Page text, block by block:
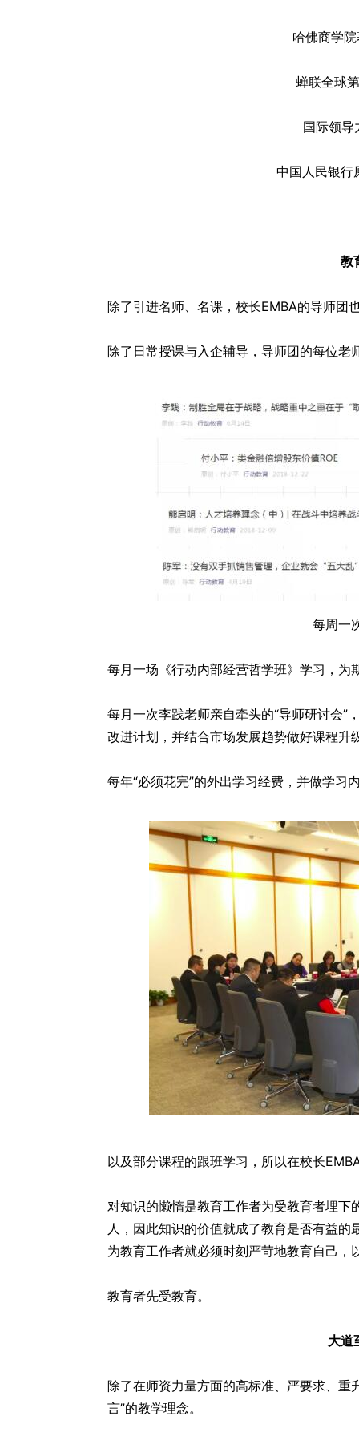
哈佛商学
蝉联全球
国际领导
中国人民银行
教
除了引进名师、名课，校长EMBA的导师团
除了日常授课与入企辅导，导师团的每位
每周一
每月一场《行动内部经营哲学班》学习，
每月一次李践老师亲自牵头的“导师研讨会
改进计划，并结合市场发展趋势做好课程升
每年“必须花完”的外出学习经费，并做学习
以及部分课程的跟班学习，所以在校长
对知识的懒惰是教育工作者为受教育者埋
人，因此知识的价值就成了教育是否有益
为教育工作者就必须时刻严苛地教育自己，
教育者先受教育。
大道
除了在师资力量方面的高标准、严要求、
言”的教学理念。